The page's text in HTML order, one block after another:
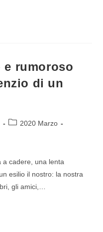
rumoroso
di un
2020 Marzo
a cadere, una lenta
esilio il nostro: la nostra
gli amici,…